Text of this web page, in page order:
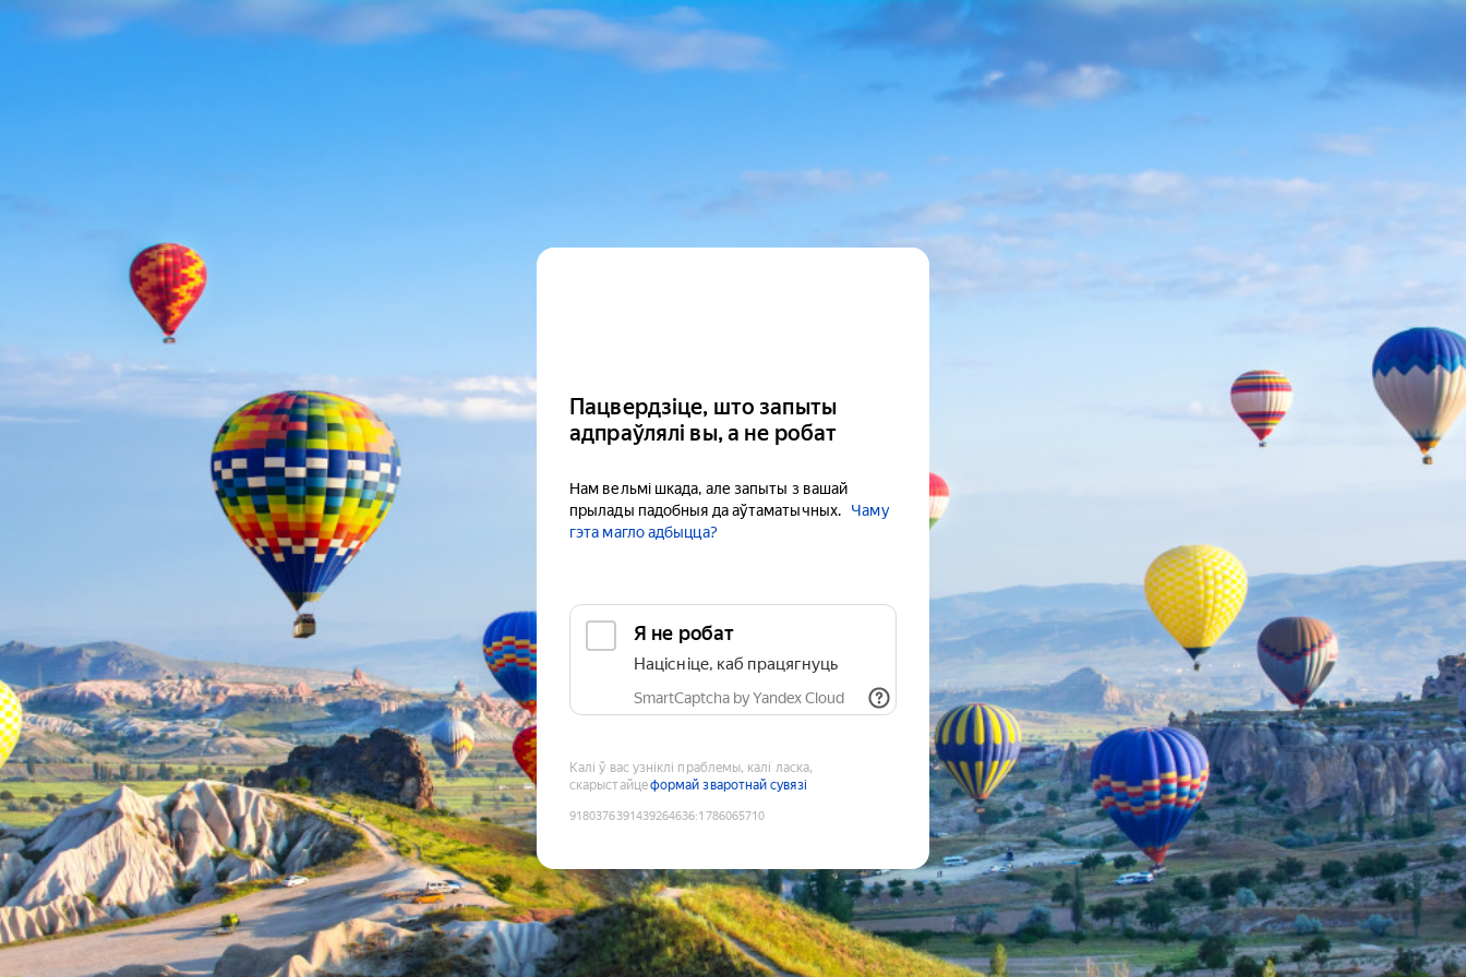
Пацвердзіце, што запыты
адпраўлялі вы, а не робат
Нам вельмі шкада, але запыты з вашай
прылады падобныя да аўтаматычных.
Чаму
гэта магло адбыцца?
Я не робат
Націсніце, каб працягнуць
SmartCaptcha by Yandex Cloud
Калі ў вас узніклі праблемы, калі ласка,
скарыстайцеформай зваротнай сувязі
9180376391439264636:1786065710